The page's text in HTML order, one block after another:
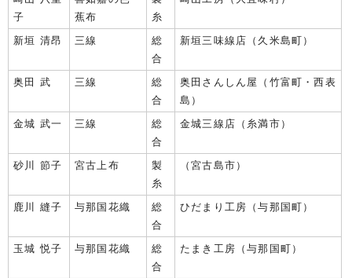
子
蕉布
糸
新垣 清昂 三線
総
合
新垣三味線店（久米島町）
奥田 武 三線
総
合
奥田さんしん屋（竹富町・西表
島）
金城 武一
三線
総
合
金城三線店（糸満市）
砂川 節子 宮古上布
製
糸
（宮古島市）
鹿川 縫子 与那国花織
総
合
ひだまり工房（与那国町）
玉城 悦子 与那国花織
総
合
たまき工房（与那国町）